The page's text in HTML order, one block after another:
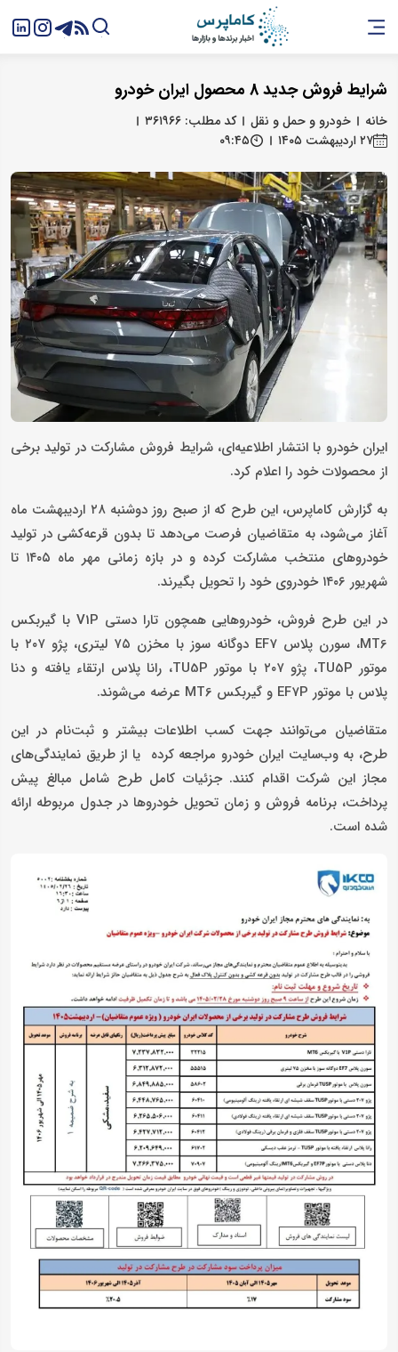
شرایط فروش جدید 8 محصول ایران خودرو
خانه خودرو و حمل و نقل
کد مطلب: ۳۶۱۹۶۶
۲۷ اردیبهشت ۱۴۰۵
۰۹:۴۵
ایران خودرو با انتشار اطلاعیه‌ای، شرایط فروش مشارکت در تولید برخی
از محصولات خود را اعلام کرد.
به گزارش کاماپرس، این طرح که از صبح روز دوشنبه ۲۸ اردیبهشت ماه
آغاز می‌شود، به متقاضیان فرصت می‌دهد تا بدون قرعه‌کشی در تولید
خودروهای منتخب مشارکت کرده و در بازه زمانی مهر ماه ۱۴۰۵ تا
شهریور ۱۴۰۶ خودروی خود را تحویل بگیرند.
در این طرح فروش، خودروهایی همچون تارا دستی V1P با گیربکس
MT6، سورن پلاس EF7 دوگانه سوز با مخزن ۷۵ لیتری، پژو ۲۰۷ با
موتور TU5P، پژو ۲۰۷ با موتور TU5P، رانا پلاس ارتقاء یافته و دنا
پلاس با موتور EF7P و گیربکس MT6 عرضه می‌شوند.
متقاضیان می‌توانند جهت کسب اطلاعات بیشتر و ثبت‌نام در این
طرح، به وب‌سایت ایران خودرو مراجعه کرده یا از طریق نمایندگی‌های
مجاز این شرکت اقدام کنند. جزئیات کامل طرح شامل مبالغ پیش
پرداخت، برنامه فروش و زمان تحویل خودروها در جدول مربوطه ارائه
شده است.